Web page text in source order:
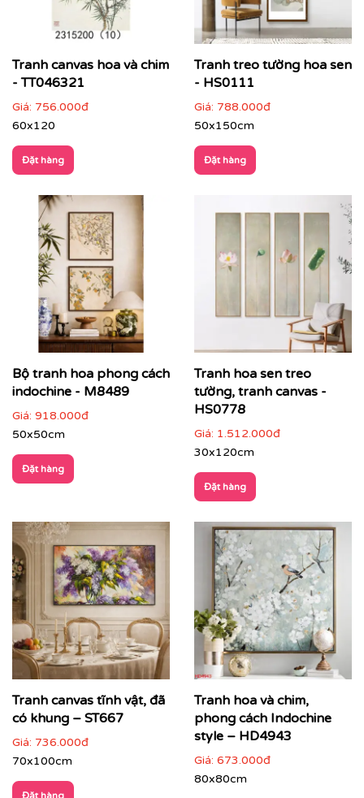
Với công nghệ in hiện đại, chúng tôi đảm bảo tái tạo lại
từng chi tiết nhỏ nhất của bức tranh, mang đến cho
bạn một sản phẩm hoàn hảo.
Printek còn hỗ trợ tư vấn miễn phí để giúp bạn chọn
được bức tranh phù hợp nhất với không gian và sở
thích của mình. Đặc biệt, chúng tôi còn cung cấp dịch
gian và công sức.
Tranh canvas hoa và chim
- TT046321
Giá: 756.000đ
60x120
Đặt hàng
Tranh treo tường hoa sen
- HS0111
Giá: 788.000đ
50x150cm
Đặt hàng
Bộ tranh hoa phong cách
indochine - M8489
Giá: 918.000đ
50x50cm
Đặt hàng
Tranh hoa sen treo
tường, tranh canvas -
HS0778
Giá: 1.512.000đ
30x120cm
Đặt hàng
Tranh canvas tĩnh vật, đã
có khung – ST667
Giá: 736.000đ
70x100cm
Đặt hàng
Tranh hoa và chim,
phong cách Indochine
style – HD4943
Giá: 673.000đ
80x80cm